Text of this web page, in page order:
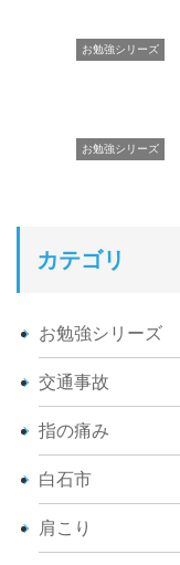
お勉強シリーズ
お勉強シリーズ
カテゴリ
お勉強シリーズ
交通事故
指の痛み
白石市
肩こり